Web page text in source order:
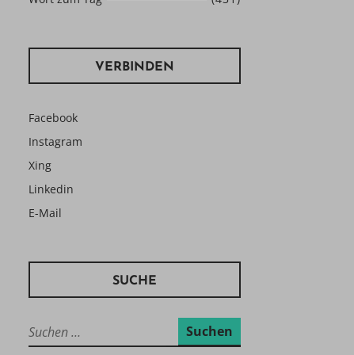
VERBINDEN
Facebook
Instagram
Xing
Linkedin
E-Mail
SUCHE
Suchen
nach: